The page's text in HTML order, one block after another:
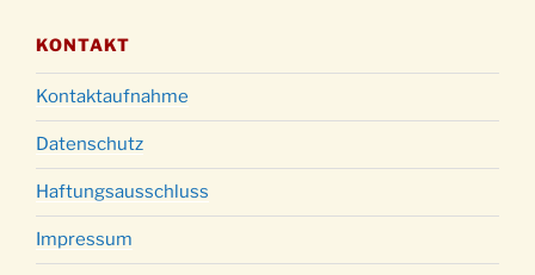
KONTAKT
Kontaktaufnahme
Datenschutz
Haftungsausschluss
Impressum